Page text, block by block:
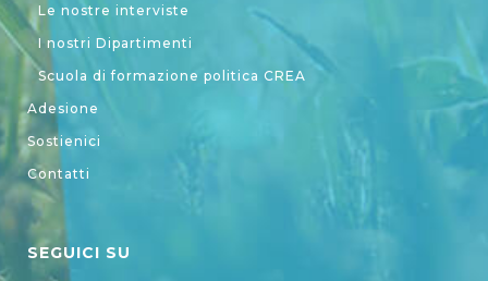
Le nostre interviste
I nostri Dipartimenti
Scuola di formazione politica CREA
Adesione
Sostienici
Contatti
SEGUICI SU